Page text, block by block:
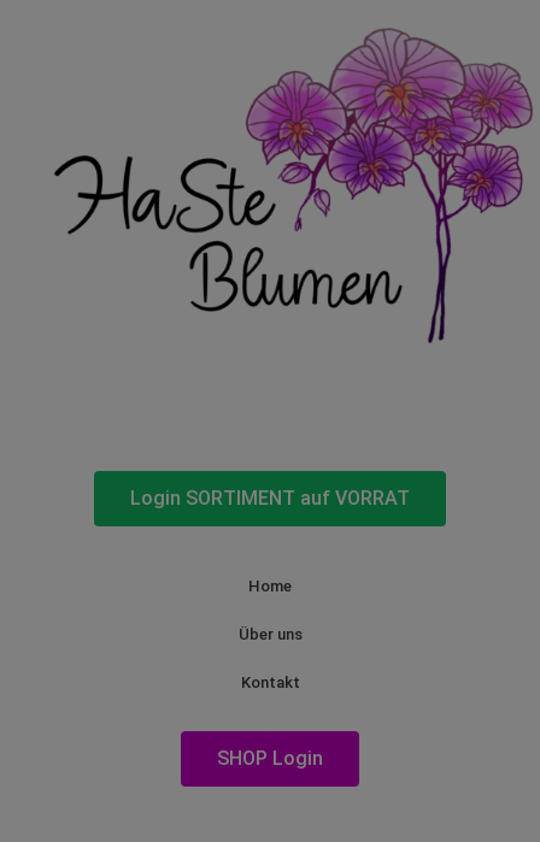
Login SORTIMENT auf VORRAT
Home
Über uns
Kontakt
SHOP Login